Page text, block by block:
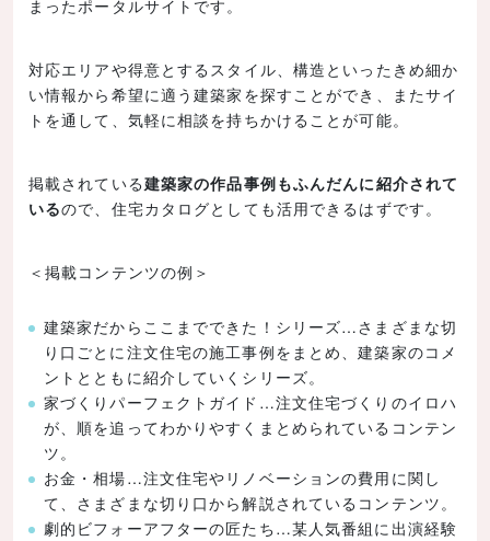
まったポータルサイトです。
対応エリアや得意とするスタイル、構造といったきめ細か
い情報から希望に適う建築家を探すことができ、またサイ
トを通して、気軽に相談を持ちかけることが可能。
掲載されている建築家の作品事例もふんだんに紹介されて
いるので、住宅カタログとしても活用できるはずです。
＜掲載コンテンツの例＞
建築家だからここまでできた！シリーズ…さまざまな切
り口ごとに注文住宅の施工事例をまとめ、建築家のコメ
ントとともに紹介していくシリーズ。
家づくりパーフェクトガイド…注文住宅づくりのイロハ
が、順を追ってわかりやすくまとめられているコンテン
ツ。
お金・相場…注文住宅やリノベーションの費用に関し
て、さまざまな切り口から解説されているコンテンツ。
劇的ビフォーアフターの匠たち…某人気番組に出演経験